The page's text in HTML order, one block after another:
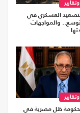
العسكري في
والمواجهات
ظل مصرية في